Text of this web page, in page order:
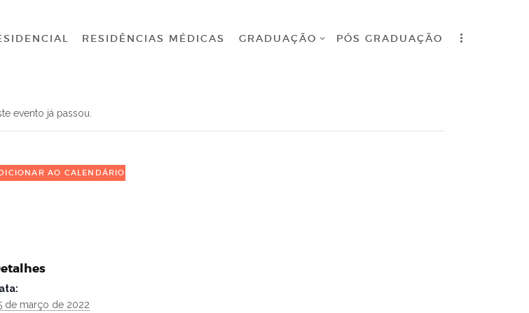
RESIDÊNCIAS MÉDICAS GRADUAÇÃO PÓS GRADUAÇÃO
evento já passou.
AO CALENDÁRIO
de março de 2022